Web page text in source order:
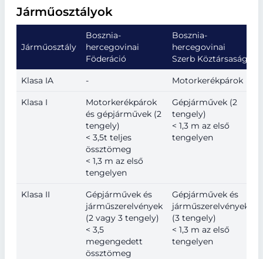
Járműosztályok
Járműosztály
Bosznia-
hercegovinai
Föderáció
Bosznia-
hercegovinai
Szerb Köztársaság
Klasa IA - Motorkerékpárok
Klasa I
Motorkerékpárok
és gépjárművek (2
tengely)
< 3,5t teljes
össztömeg
< 1,3 m az első
tengelyen
Gépjárművek (2
tengely)
< 1,3 m az első
tengelyen
Klasa II
Gépjárművek és
járműszerelvények
(2 vagy 3 tengely)
< 3,5
megengedett
össztömeg
Gépjárművek és
járműszerelvények
(3 tengely)
< 1,3 m az első
tengelyen